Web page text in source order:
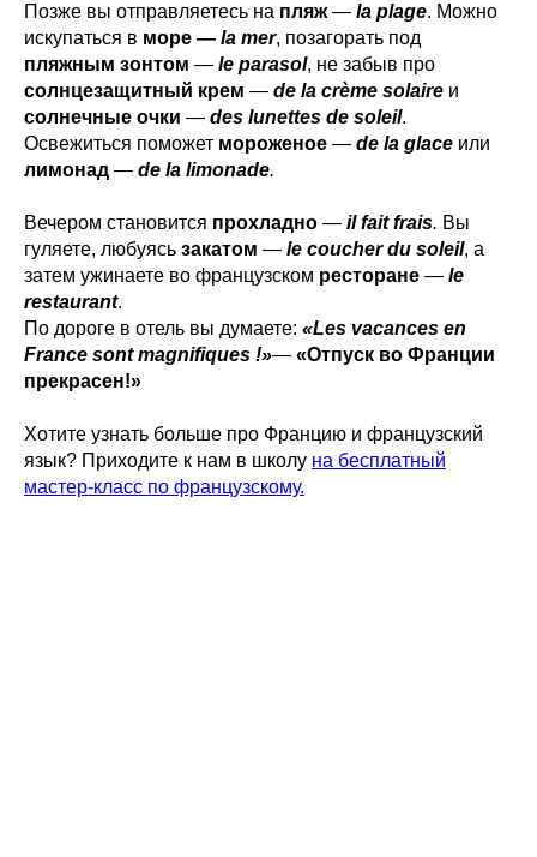
Позже вы отправляетесь на пляж— la plage. Можно
искупаться в море — la mer, позагорать под
пляжным зонтом — le parasol, не забыв про
солнцезащитный крем — de la crème solaire и
солнечные очки — des lunettes de soleil.
Освежиться поможет мороженое — de la glace или
лимонад — de la limonade.
Вечером становится прохладно — il fait frais. Вы
гуляете, любуясь закатом — le coucher du soleil, а
затем ужинаете во французском ресторане — le
restaurant.
По дороге в отель вы думаете: «Les vacances en
France sont magnifiques !»— «Отпуск во Франции
прекрасен!»
Хотите узнать больше про Францию и французский
язык? Приходите к нам в школу на бесплатный
мастер-класс по французскому.